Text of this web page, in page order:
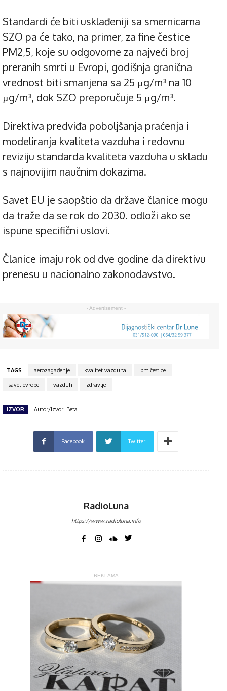
Standardi će biti usklađeniji sa smernicama
SZO pa će tako, na primer, za fine čestice
PM2,5, koje su odgovorne za najveći broj
preranih smrti u Evropi, godišnja granična
vrednost biti smanjena sa 25 µg/m³ na 10
µg/m³, dok SZO preporučuje 5 µg/m³.
Direktiva predviđa poboljšanja praćenja i
modeliranja kvaliteta vazduha i redovnu
reviziju standarda kvaliteta vazduha u skladu
s najnovijim naučnim dokazima.
Savet EU je saopštio da države članice mogu
da traže da se rok do 2030. odloži ako se
ispune specifični uslovi.
Članice imaju rok od dve godine da direktivu
prenesu u nacionalno zakonodavstvo.
- Advertisement -
TAGS aerozagađenje kvalitet vazduha
pm čestice
savet evrope
vazduh zdravlje
IZVOR Autor/Izvor: Beta
Facebook Twitter
RadioLuna
https://www.radioluna.info
- REKLAMA -